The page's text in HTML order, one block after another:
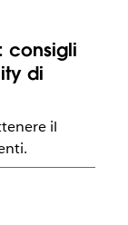
consigli
di
il